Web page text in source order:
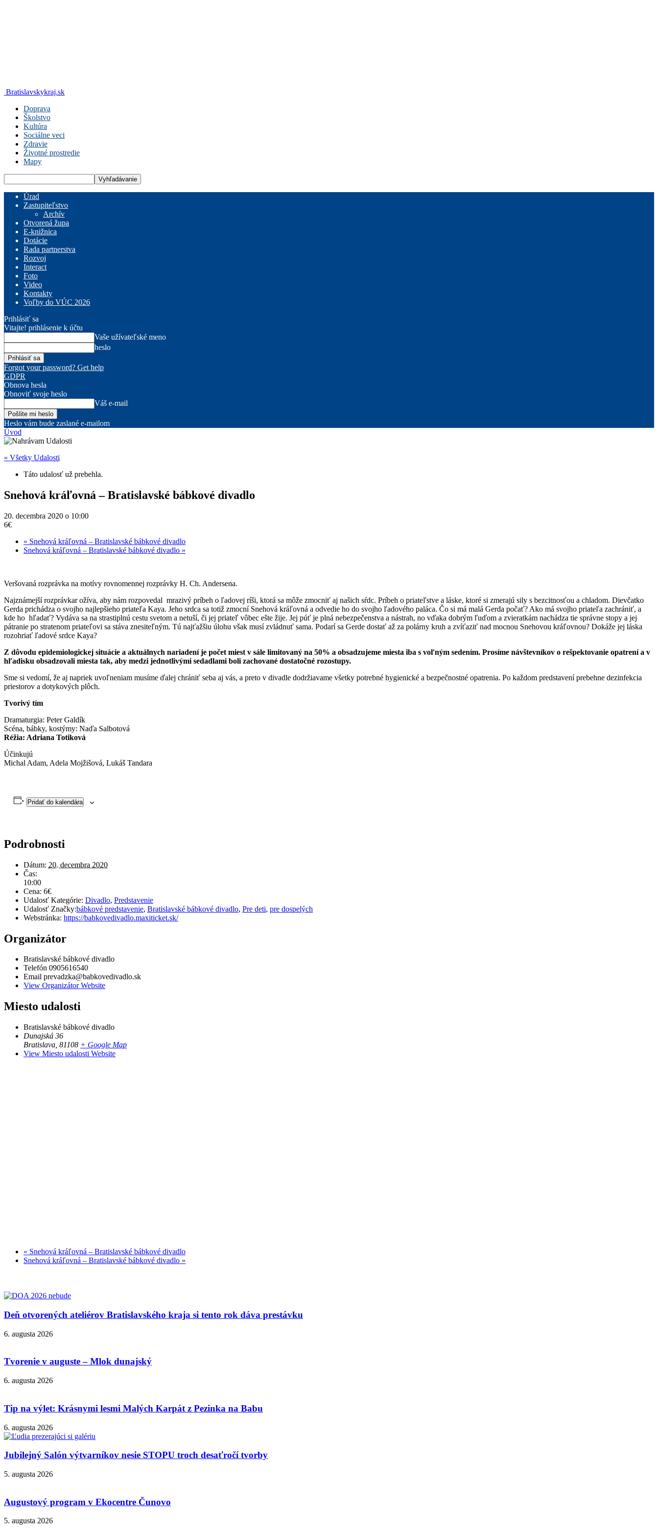
Bratislavskykraj.sk
Doprava
Školstvo
Kultúra
Sociálne veci
Zdravie
Životné prostredie
Mapy
Úrad
Zastupiteľstvo
Archív
Otvorená župa
E-knižnica
Dotácie
Rada partnerstva
Rozvoj
Interact
Foto
Video
Kontakty
Voľby do VÚC 2026
Prihlásiť sa
Vitajte! prihlásenie k účtu
Vaše užívateľské meno
heslo
Forgot your password? Get help
GDPR
Obnova hesla
Obnoviť svoje heslo
Váš e-mail
Heslo vám bude zaslané e-mailom
Úvod
« Všetky Udalosti
Táto udalosť už prebehla.
Snehová kráľovná – Bratislavské bábkové divadlo
20. decembra 2020 o 10:00
6€
« Snehová kráľovná – Bratislavské bábkové divadlo
Snehová kráľovná – Bratislavské bábkové divadlo »
Veršovaná rozprávka na motívy rovnomennej rozprávky H. Ch. Andersena.
Najznámejší rozprávkar ožíva, aby nám rozpovedal mrazivý príbeh o ľadovej ríši, ktorá sa môže zmocniť aj našich sŕdc. Príbeh o priateľstve a láske, ktoré si zmerajú sily s bezcitnosťou a chladom. Dievčatko
Gerda prichádza o svojho najlepšieho priateľa Kaya. Jeho srdca sa totiž zmocní Snehová kráľovná a odvedie ho do svojho ľadového paláca. Čo si má malá Gerda počať? Ako má svojho priateľa zachrániť, a
kde ho hľadať? Vydáva sa na strastiplnú cestu svetom a netuší, či jej priateľ vôbec ešte žije. Jej púť je plná nebezpečenstva a nástrah, no vďaka dobrým ľuďom a zvieratkám nachádza tie správne stopy a jej
pátranie po stratenom priateľovi sa stáva znesiteľným. Tú najťažšiu úlohu však musí zvládnuť sama. Podarí sa Gerde dostať až za polárny kruh a zvíťaziť nad mocnou Snehovou kráľovnou? Dokáže jej láska
rozohriať ľadové srdce Kaya?
Z dôvodu epidemiologickej situácie a aktuálnych nariadení je počet miest v sále limitovaný na 50% a obsadzujeme miesta iba s voľným sedením. Prosíme návštevníkov o rešpektovanie opatrení a v
hľadisku obsadzovali miesta tak, aby medzi jednotlivými sedadlami boli zachované dostatočné rozostupy.
Sme si vedomí, že aj napriek uvoľneniam musíme ďalej chrániť seba aj vás, a preto v divadle dodržiavame všetky potrebné hygienické a bezpečnostné opatrenia. Po každom predstavení prebehne dezinfekcia
priestorov a dotykových plôch.
Tvorivý tím
Dramaturgia: Peter Galdík
Scéna, bábky, kostýmy: Naďa Salbotová
Réžia: Adriana Totiková
Účinkujú
Michal Adam, Adela Mojžišová, Lukáš Tandara
Pridať do kalendára
Podrobnosti
Dátum: 20. decembra 2020
Čas:
10:00
Cena: 6€
Udalosť Kategórie: Divadlo, Predstavenie
Udalosť Značky:bábkové predstavenie, Bratislavské bábkové divadlo, Pre deti, pre dospelých
Webstránka: https://babkovedivadlo.maxiticket.sk/
Organizátor
Bratislavské bábkové divadlo
Telefón 0905616540
Email prevadzka@babkovedivadlo.sk
View Organizátor Website
Miesto udalosti
Bratislavské bábkové divadlo
Dunajská 36
Bratislava 81108 + Google Map
View Miesto udalosti Website
« Snehová kráľovná – Bratislavské bábkové divadlo
Snehová kráľovná – Bratislavské bábkové divadlo »
Deň otvorených ateliérov Bratislavského kraja si tento rok dáva prestávku
6. augusta 2026
Tvorenie v auguste – Mlok dunajský
6. augusta 2026
Tip na výlet: Krásnymi lesmi Malých Karpát z Pezinka na Babu
6. augusta 2026
Jubilejný Salón výtvarníkov nesie STOPU troch desaťročí tvorby
5. augusta 2026
Augustový program v Ekocentre Čunovo
5. augusta 2026